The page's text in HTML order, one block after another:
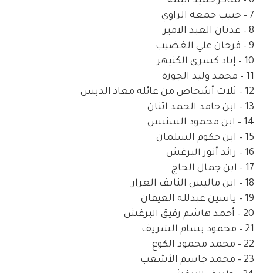
7 – خبيب جمعة الراوي
8 – عدنان العبد الامير
9 – فرحان علي الغضيب
10 – إياد كسرى الكنيهر
11 – محمد وليد الجوزة
12 – ثلاث أشخاص من عائلة معاذ الدبس
13 – ابن حامد الحمد اثنان
14 – ابن محمود السنيس
15 – ابن حكوم السلمان
16 – رائد أنور البرغش
17 – ابن جمال الحاج
18 – ابن ماليس النايف العرار
19 – ياسين عبدلله العيفان
20 – أحمد هاشم رفيق البرغش
21 – محمود بسام الشريف
22 – محمد محمود الكوع
23 – محمد جاسم الأشعب